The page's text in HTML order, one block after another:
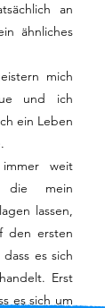
an
ähnliches
mich
und ich
ein Leben
weit
die mein
lassen,
den ersten
es sich
Erst
es sich um